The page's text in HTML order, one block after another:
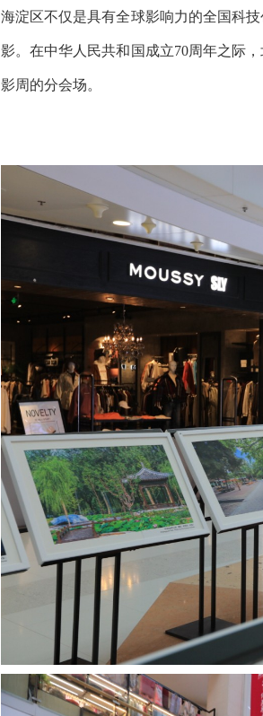
海淀区不仅是具有全球影响力的全国科
影。在中华人民共和国成立70周年之际
影周的分会场。